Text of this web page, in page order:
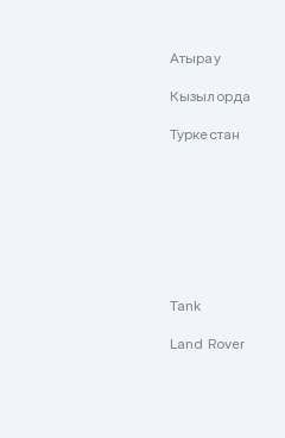
Атырау
Кызылорда
Туркестан
Tank
Land Rover